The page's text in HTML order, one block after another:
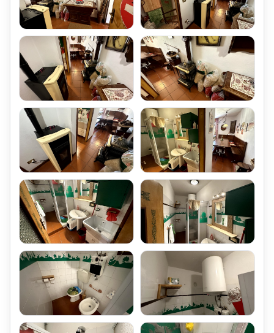
Le Spese di Condominio Annue, sono molto contenute,
dell'Appartamento Mansarda Trilocale,
e sono quantificate in Euro 200 Annuali, le quali comprendono:
Illuminazione scale interne
Pulizia Scale
Manutenzione Generale
Antenna TV
Parcheggio e Locali Accessori della Mansarda Trilocale
La Mansarda Trilocale Mq 75 Dogana-Nuova Fiumalbo Via
Giardini,
è corredata di un locale Cantina ad uso ripostiglio di Mq 5, di
Proprietà,
ubicato al Piano Seminterrato.